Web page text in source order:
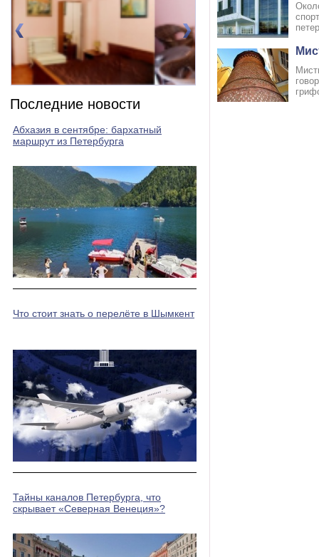
Номер 3(DBL)
Последние новости
Абхазия в сентябре: бархатный
маршрут из Петербурга
Что стоит знать о перелёте в Шымкент
Тайны каналов Петербурга, что
скрывает «Северная Венеция»?